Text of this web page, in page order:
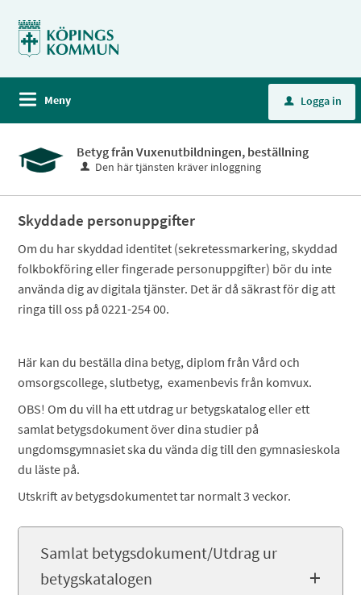
Meny u Logga in
Betyg från Vuxenutbildningen, beställning
Den här tjänsten kräver inloggning
Skyddade personuppgifter
Om du har skyddad identitet (sekretessmarkering, skyddad
folkbokföring eller fingerade personuppgifter) bör du inte
använda dig av digitala tjänster. Det är då säkrast för dig att
ringa till oss på 0221-254 00.
Här kan du beställa dina betyg, diplom från Vård och
omsorgscollege, slutbetyg, examenbevis från komvux.
OBS! Om du vill ha ett utdrag ur betygskatalog eller ett
samlat betygsdokument över dina studier på
ungdomsgymnasiet ska du vända dig till den gymnasieskola
du läste på.
Utskrift av betygsdokumentet tar normalt 3 veckor.
Samlat betygsdokument/Utdrag ur
betygskatalogen